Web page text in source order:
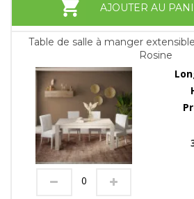
AJOUTER AU
Table de salle à manger
Rosine